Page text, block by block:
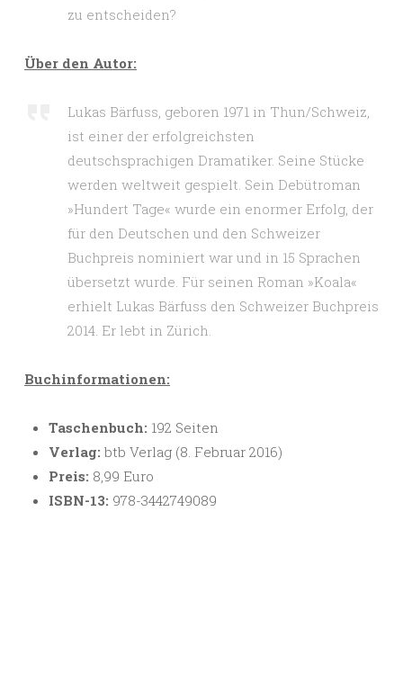
zu entscheiden?
Über den Autor:
Lukas Bärfuss, geboren 1971 in Thun/Schweiz,
ist einer der erfolgreichsten
deutschsprachigen Dramatiker. Seine Stücke
werden weltweit gespielt. Sein Debütroman
»Hundert Tage« wurde ein enormer Erfolg, der
für den Deutschen und den Schweizer
Buchpreis nominiert war und in 15 Sprachen
übersetzt wurde. Für seinen Roman »Koala«
erhielt Lukas Bärfuss den Schweizer Buchpreis
2014. Er lebt in Zürich.
Buchinformationen:
Taschenbuch: 192 Seiten
Verlag: btb Verlag (8. Februar 2016)
Preis: 8,99 Euro
ISBN-13: 978-3442749089